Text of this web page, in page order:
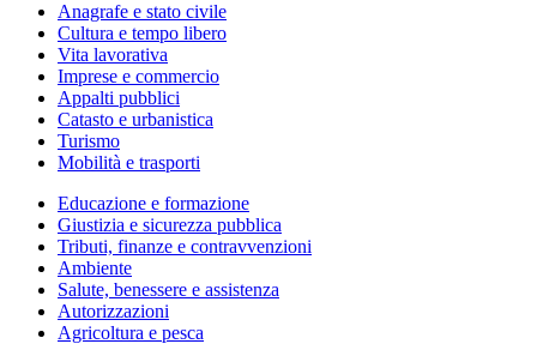
Anagrafe e stato civile
Cultura e tempo libero
Vita lavorativa
Imprese e commercio
Appalti pubblici
Catasto e urbanistica
Turismo
Mobilità e trasporti
Educazione e formazione
Giustizia e sicurezza pubblica
Tributi, finanze e contravvenzioni
Ambiente
Salute, benessere e assistenza
Autorizzazioni
Agricoltura e pesca